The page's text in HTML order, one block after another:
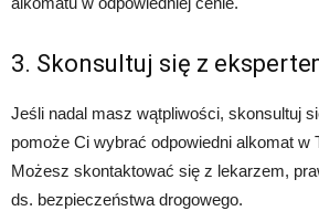
3. Skonsultuj się z
Jeśli nadal masz wątpliwości, skonsultuj
pomoże Ci wybrać odpowiedni alkomat w
Możesz skontaktować się z lekarzem,
ds. bezpieczeństwa drogowego.